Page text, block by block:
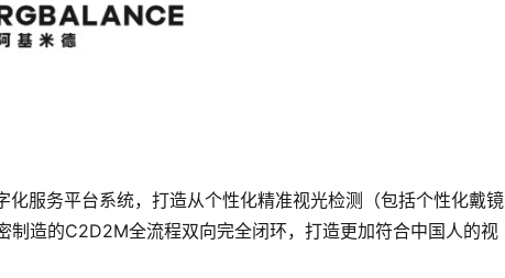
服务平台系统，打造从个性化精准视光检测（包括个性化戴镜
制造的C2D2M全流程双向完全闭环，打造更加符合中国人的视